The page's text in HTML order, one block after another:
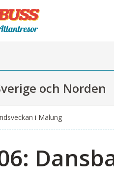
och Norden
i Malung